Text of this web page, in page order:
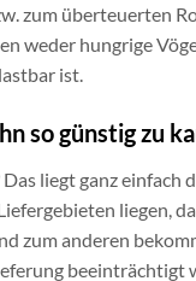
zum überteuerten
weder hungrige
ist.
so günstig zu
liegt ganz
liegen,
zum anderen
beeinträchtigt